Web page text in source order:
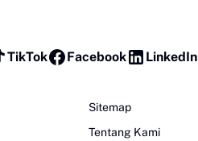
TikTok Facebook LinkedIn
Sitemap
Tentang Kami